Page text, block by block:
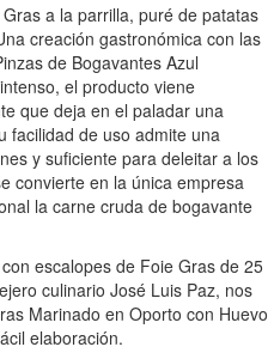
a la parrilla, puré de patatas
creación gastronómica con las
de Bogavantes Azul
el producto viene
que deja en el paladar una
facilidad de uso admite una
y suficiente para deleitar a los
convierte en la única empresa
la carne cruda de bogavante
escalopes de Foie Gras de 25
culinario José Luis Paz, nos
Marinado en Oporto con Huevo
elaboración.